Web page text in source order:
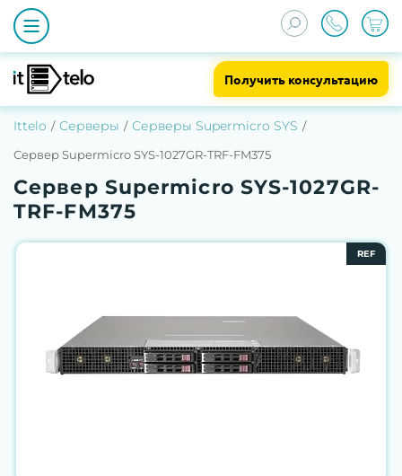
Получить консультацию
Ittelo Серверы Серверы Supermicro SYS
Сервер Supermicro SYS-1027GR-TRF-FM375
Сервер Supermicro SYS-1027GR-
TRF-FM375
REF